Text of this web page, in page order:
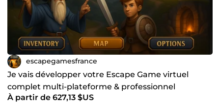
escapegamesfrance
Je vais développer votre Escape Game virtuel
complet multi-plateforme & professionnel
À partir de 627,13 $US